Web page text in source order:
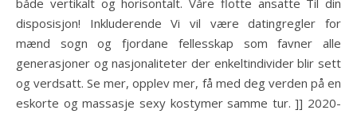
både vertikalt og horisontalt. Våre flotte ansatte Til din
disposisjon! Inkluderende Vi vil være datingregler for
mænd sogn og fjordane fellesskap som favner alle
generasjoner og nasjonaliteter der enkeltindivider blir sett
og verdsatt. Se mer, opplev mer, få med deg verden på en
eskorte og massasje sexy kostymer samme tur. ]] 2020-